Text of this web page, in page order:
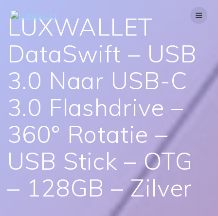
LUXWALLET
DataSwift – USB
3.0 Naar USB-C
3.0 Flashdrive –
360° Rotatie –
USB Stick – OTG
– 128GB – Zilver